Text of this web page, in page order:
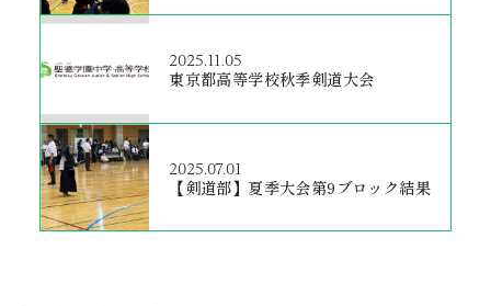
2025.11.05
東京都高等学校秋季剣道大会
2025.07.01
【剣道部】夏季大会第9ブロック結果